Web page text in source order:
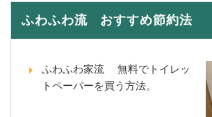
ふわふわ流 おすすめ節約法
ふわふわ家流 無料でトイレッ
トペーパーを買う方法。